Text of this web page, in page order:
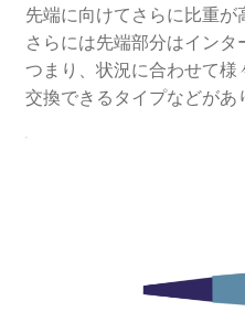
先端に向けてさらに比重が
さらには先端部分はインタ
つまり、状況に合わせて
交換できるタイプなどがあ